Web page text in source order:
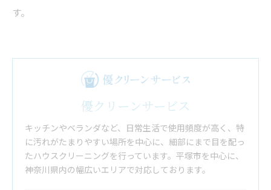
す。
優クリーンサービス
キッチンやベランダなど、日常生活で使用頻度が高く、特
に汚れがたまりやすい場所を中心に、細部にまで目を配っ
たハウスクリーニングを行っています。平塚市を中心に、
神奈川県内の幅広いエリアで対応しております。